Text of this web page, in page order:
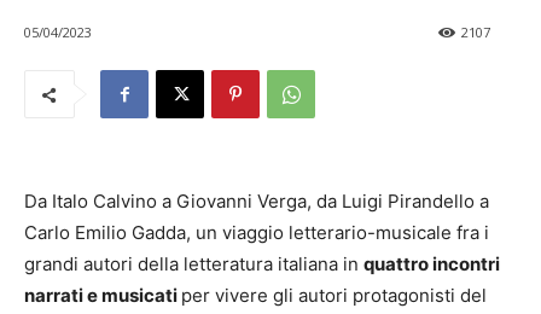
05/04/2023 2107
Da Italo Calvino a Giovanni Verga, da Luigi Pirandello a
Carlo Emilio Gadda, un viaggio letterario-musicale fra i
grandi autori della letteratura italiana in quattro incontri
narrati e musicati per vivere gli autori protagonisti del